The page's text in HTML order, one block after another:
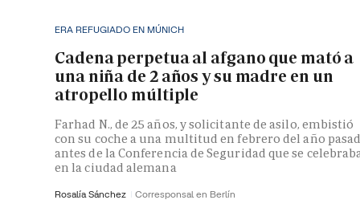
ERA REFUGIADO EN MÚNICH
Cadena perpetua al afgano que mató a
una niña de 2 años y su madre en un
atropello múltiple
Farhad N., de 25 años, y solicitante de asilo, embistió
con su coche a una multitud en febrero del año
antes de la Conferencia de Seguridad que se
en la ciudad alemana
Rosalía Sánchez Corresponsal en Berlín